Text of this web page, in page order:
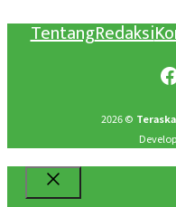
TentangRedaksi
2026 ©